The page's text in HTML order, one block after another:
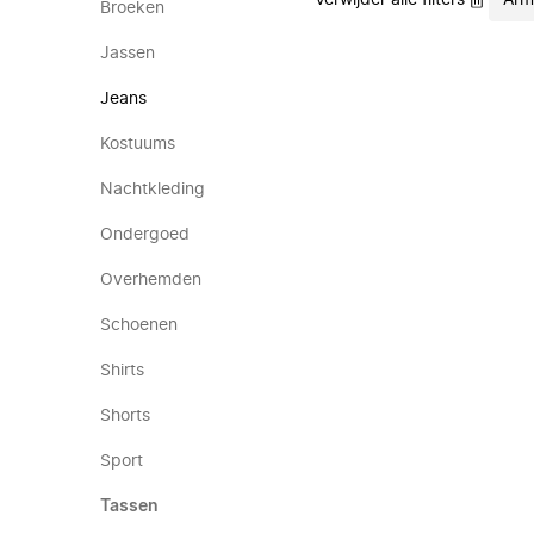
Broeken
Jassen
Jeans
Kostuums
Nachtkleding
Ondergoed
Overhemden
Schoenen
Shirts
Shorts
Sport
Tassen